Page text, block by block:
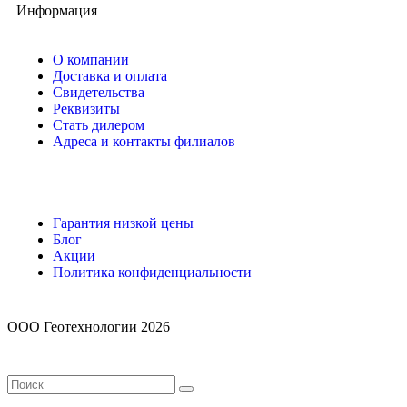
Информация
О компании
Доставка и оплата
Свидетельства
Реквизиты
Стать дилером
Адреса и контакты филиалов
Гарантия низкой цены
Блог
Акции
Политика конфиденциальности
ООО Геотехнологии 2026